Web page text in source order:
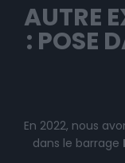
AUTRE
: POSE
En 2022, nous
dans le barrage